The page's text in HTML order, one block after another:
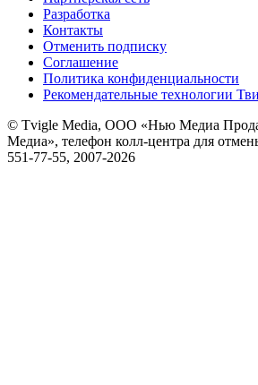
Разработка
Контакты
Отменить подписку
Соглашение
Политика конфиденциальности
Рекомендательные технологии
© Tvigle Media, ООО «Нью Медиа
Медиа», телефон колл-центра для
551-77-55, 2007-2026